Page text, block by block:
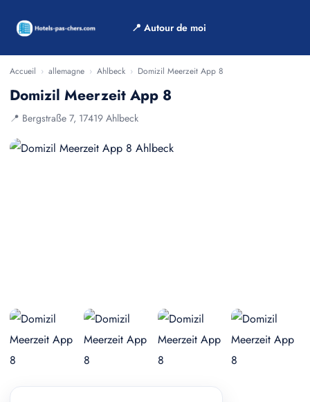
📍 Autour de moi
Accueil › allemagne › Ahlbeck › Domizil Meerzeit App 8
Domizil Meerzeit App 8
📍 Bergstraße 7, 17419 Ahlbeck